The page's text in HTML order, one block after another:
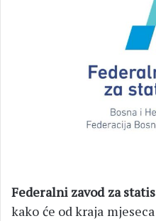
Federalni zavod za
kako će od kraja